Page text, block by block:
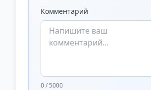
Комментарий
0 / 5000